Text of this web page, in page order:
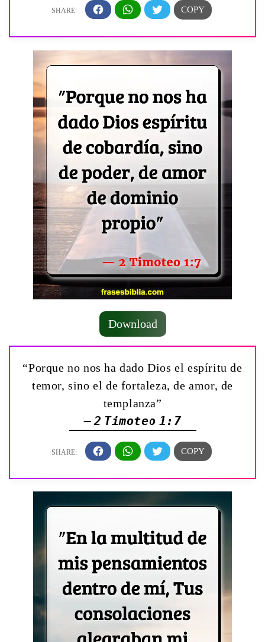
Download
“Porque no nos ha dado Dios el espíritu de
temor, sino el de fortaleza, de amor, de
templanza”
— 2 Timoteo 1:7